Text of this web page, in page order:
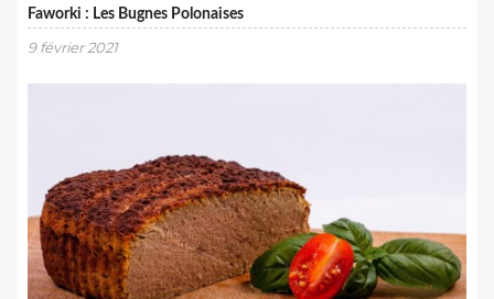
Faworki : Les Bugnes Polonaises
9 février 2021